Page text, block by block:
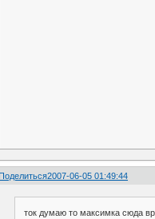
Поделиться2007-06-05 01:49:44
ток думаю то максимка сюда